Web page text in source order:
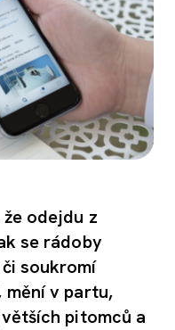
odejdu z
se rádoby
soukromí
mění v partu,
pitomců a